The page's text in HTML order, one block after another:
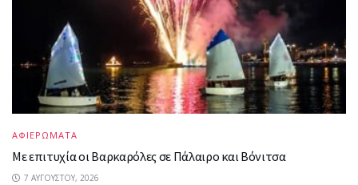
ΑΦΙΕΡΩΜΑΤΑ
Με επιτυχία οι Βαρκαρόλες σε Πάλαιρο και Βόνιτσα
7 ΑΥΓΟΎΣΤΟΥ, 2026